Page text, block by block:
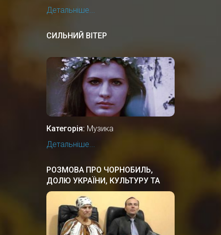
Детальніше...
СИЛЬНИЙ ВІТЕР
Категорія: Музика
Детальніше...
РОЗМОВА ПРО ЧОРНОБИЛЬ,
ДОЛЮ УКРАЇНИ, КУЛЬТУРУ ТА
ІСТОРІЮ